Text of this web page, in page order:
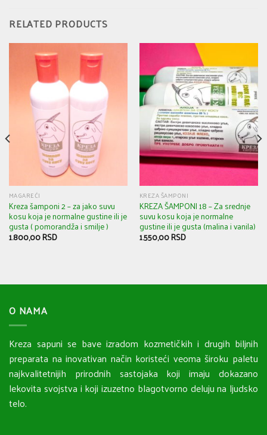
RELATED PRODUCTS
MAGAREĆI
Kreza šamponi 2 – za jako suvu
kosu koja je normalne gustine ili je
gusta ( pomorandža i smilje )
1.800,00RSD
KREZA ŠAMPONI
KREZA ŠAMPONI 18 – Za srednje
suvu kosu koja je normalne
gustine ili je gusta (malina i vanila)
1.550,00RSD
O NAMA
Kreza sapuni se bave izradom kozmetičkih i drugih biljnih
preparata na inovativan način koristeći veoma široku paletu
najkvalitetnijih prirodnih sastojaka koji imaju dokazano
lekovita svojstva i koji izuzetno blagotvorno deluju na ljudsko
telo.